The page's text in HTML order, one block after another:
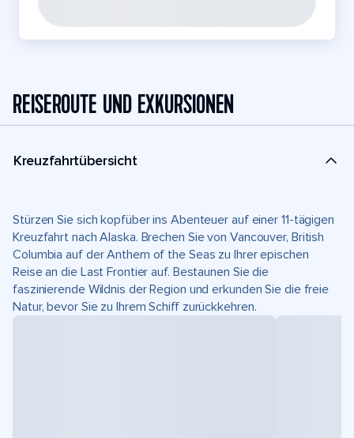
REISEROUTE UND EXKURSIONEN
Kreuzfahrtübersicht
Stürzen Sie sich kopfüber ins Abenteuer auf einer 11-tägigen
Kreuzfahrt nach Alaska. Brechen Sie von Vancouver, British
Columbia auf der Anthem of the Seas zu Ihrer epischen
Reise an die Last Frontier auf. Bestaunen Sie die
faszinierende Wildnis der Region und erkunden Sie die freie
Natur, bevor Sie zu Ihrem Schiff zurückkehren.